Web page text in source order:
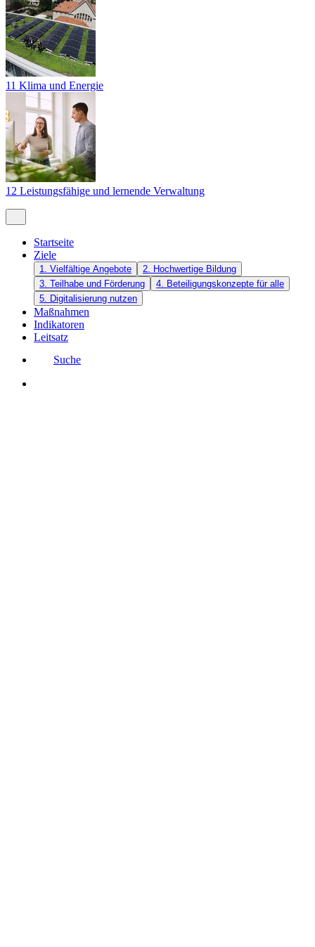
11 Klima und Energie
12 Leistungsfähige und lernende Verwaltung
Startseite
Ziele
1. Vielfältige Angebote
2. Hochwertige Bildung
3. Teilhabe und Förderung
4. Beteiligungskonzepte für alle
5. Digitalisierung nutzen
Maßnahmen
Indikatoren
Leitsatz
Suche